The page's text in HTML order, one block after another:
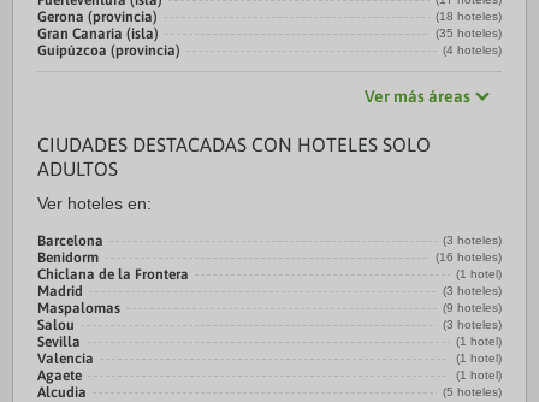
Gerona (provincia) (18 hoteles)
Gran Canaria (isla) (35 hoteles)
Guipúzcoa (provincia) (4 hoteles)
Ver más áreas
CIUDADES DESTACADAS CON HOTELES SOLO
ADULTOS
Ver hoteles en:
Barcelona (3 hoteles)
Benidorm (16 hoteles)
Chiclana de la Frontera (1 hotel)
Madrid (3 hoteles)
Maspalomas (9 hoteles)
Salou (3 hoteles)
Sevilla (1 hotel)
Valencia (1 hotel)
Agaete (1 hotel)
Alcudia (5 hoteles)